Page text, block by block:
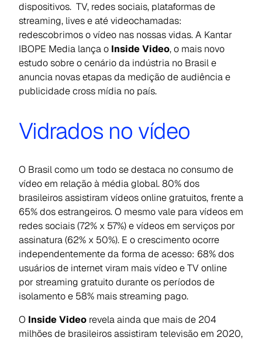
dispositivos. TV, redes sociais, plataformas de
streaming, livese até videochamadas:
redescobrimos o vídeo nas nossas vidas. A Kantar
IBOPE Media lança o Inside Video, o mais novo
estudo sobre o cenário da indústria no Brasil e
anuncia novas etapas da medição de audiência e
publicidadecross mídia no país.
Vidrados no vídeo
O Brasil como um todo se destaca no consumo de
vídeo em relação à média global. 80% dos
brasileiros assistiram vídeos online gratuitos, frente a
65% dos estrangeiros. O mesmo vale para vídeos em
redes sociais (72% x 57%) e vídeos em serviços por
assinatura (62% x 50%). E o crescimento ocorre
independentemente da forma de acesso: 68% dos
usuários de internet viram mais vídeo e TV online
por streaming gratuito durante os períodos de
isolamento e 58% mais streaming pago.
O Inside Video revela ainda que mais de 204
milhões de brasileiros assistiram televisão em 2020,